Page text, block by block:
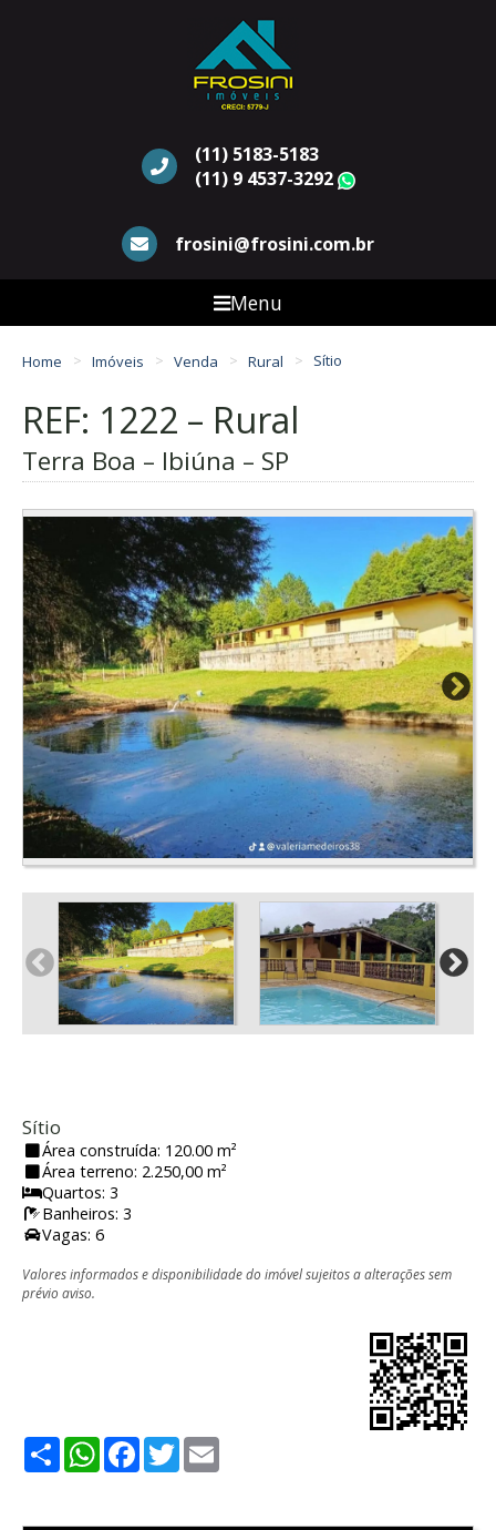
(11) 5183-5183
(11) 9 4537-3292
frosini@frosini.com.br
Menu
Home Imóveis Venda Rural Sítio
REF: 1222 – Rural
Terra Boa – Ibiúna – SP
Sítio
Área construída: 120.00 m²
Área terreno: 2.250,00 m²
Quartos: 3
Banheiros: 3
Vagas: 6
Valores informados e disponibilidade do imóvel sujeitos a alterações sem
prévio aviso.
ShareWhatsApp
Facebook
Twitter